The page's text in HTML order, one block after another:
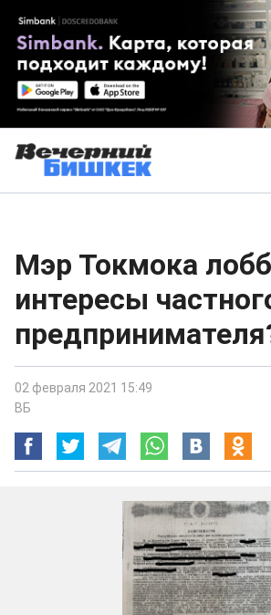
Мэр Токмока
интересы
02 февраля 2021 15:49
ВБ